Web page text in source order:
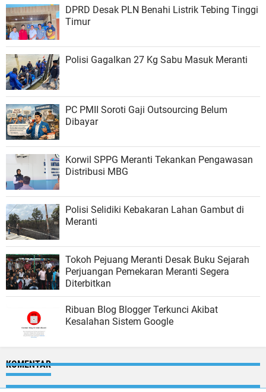
DPRD Desak PLN Benahi Listrik Tebing Tinggi
Timur
Polisi Gagalkan 27 Kg Sabu Masuk Meranti
PC PMII Soroti Gaji Outsourcing Belum
Dibayar
Korwil SPPG Meranti Tekankan Pengawasan
Distribusi MBG
Polisi Selidiki Kebakaran Lahan Gambut di
Meranti
Tokoh Pejuang Meranti Desak Buku Sejarah
Perjuangan Pemekaran Meranti Segera
Diterbitkan
Ribuan Blog Blogger Terkunci Akibat
Kesalahan Sistem Google
KOMENTAR